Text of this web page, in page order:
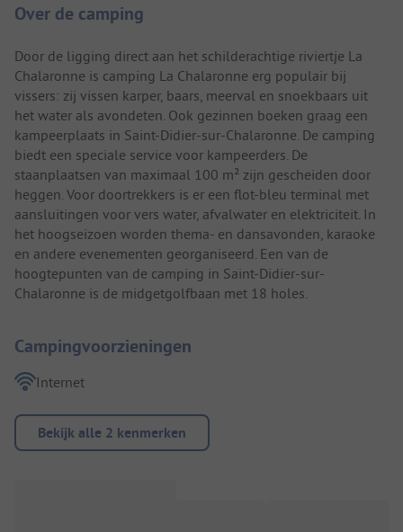
Over de camping
Door de ligging direct aan het schilderachtige riviertje La
Chalaronne is camping La Chalaronne erg populair bij
vissers: zij vissen karper, baars, meerval en snoekbaars uit
het water als avondeten. Ook gezinnen boeken graag een
kampeerplaats in Saint-Didier-sur-Chalaronne. De camping
biedt een speciale service voor kampeerders. De
staanplaatsen van maximaal 100 m² zijn gescheiden door
heggen. Voor doortrekkers is er een flot-bleu terminal met
aansluitingen voor vers water, afvalwater en elektriciteit. In
het hoogseizoen worden thema- en dansavonden, karaoke
en andere evenementen georganiseerd. Een van de
hoogtepunten van de camping in Saint-Didier-sur-
Chalaronne is de midgetgolfbaan met 18 holes.
Campingvoorzieningen
Internet
Bekijk alle 2 kenmerken